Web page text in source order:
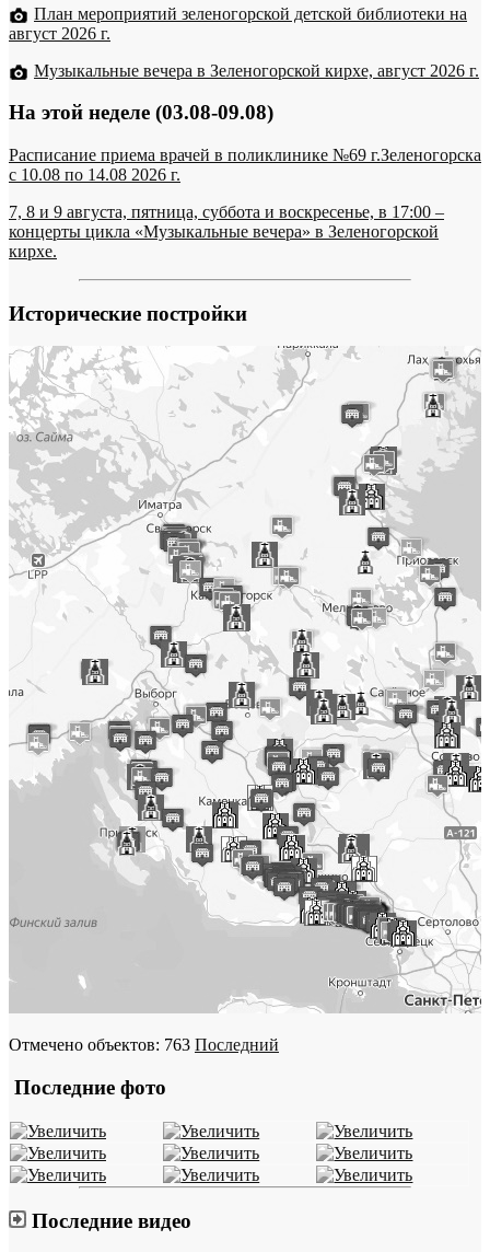
План мероприятий зеленогорской детской библиотеки на
август 2026 г.
Музыкальные вечера в Зеленогорской кирхе, август 2026 г.
На этой неделе (03.08-09.08)
Расписание приема врачей в поликлинике №69 г.Зеленогорска
c 10.08 по 14.08 2026 г.
7, 8 и 9 августа, пятница, суббота и воскресенье, в 17:00 –
концерты цикла «Музыкальные вечера» в Зеленогорской
кирхе.
Исторические постройки
Отмечено объектов: 763 Последний
Последние фото
Последние видео